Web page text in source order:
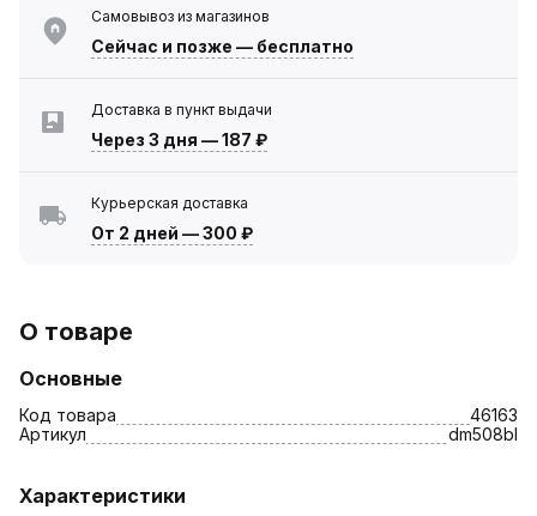
Самовывоз из магазинов
Сейчас и позже — бесплатно
Доставка в пункт выдачи
Через 3 дня —187 ₽
Курьерская доставка
От 2 дней —300 ₽
О товаре
Основные
Код товара
46163
Артикул
dm508bl
Характеристики